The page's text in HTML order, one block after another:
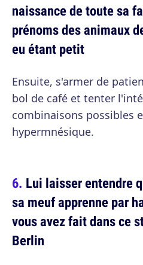
naissance de toute sa
prénoms des animaux
eu étant petit
Ensuite, s'armer de
bol de café et tenter
combinaisons possibles
hypermnésique.
Lui laisser entendre
sa meuf apprenne par
vous avez fait dans ce
Berlin